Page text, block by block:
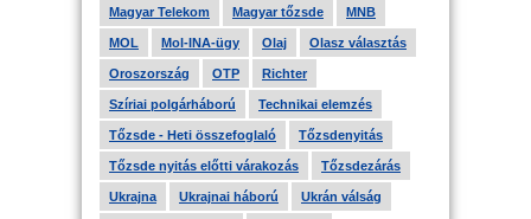
Magyar Telekom Magyar tőzsde MNB
MOL Mol-INA-ügy Olaj Olasz választás
Oroszország OTP Richter
Szíriai polgárháború Technikai elemzés
Tőzsde - Heti összefoglaló Tőzsdenyitás
Tőzsde nyitás előtti várakozás Tőzsdezárás
Ukrajna Ukrajnai háború Ukrán válság